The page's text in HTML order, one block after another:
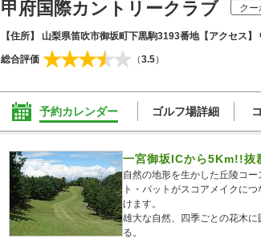
甲府国際カントリークラブ クー
【住所】 山梨県笛吹市御坂町下黒駒3193番地【アクセス】
総合評価 （3.5）
予約カレンダー ゴルフ場詳細
一宮御坂ICから5Km!!抜
自然の地形を生かした丘陵コ
ト・パットがスコアメイクに
けます。
雄大な自然、四季ごとの花木
る。